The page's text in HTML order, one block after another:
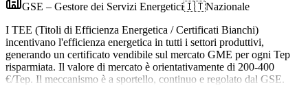
GSE – Gestore dei Servizi Energetici🇮🇹Nazionale
I TEE (Titoli di Efficienza Energetica / Certificati Bianchi)
incentivano l'efficienza energetica in tutti i settori produttivi,
generando un certificato vendibile sul mercato GME per ogni Tep
risparmiata. Il valore di mercato è orientativamente di 200-400
€/Tep. Il meccanismo è a sportello, continuo e regolato dal GSE.